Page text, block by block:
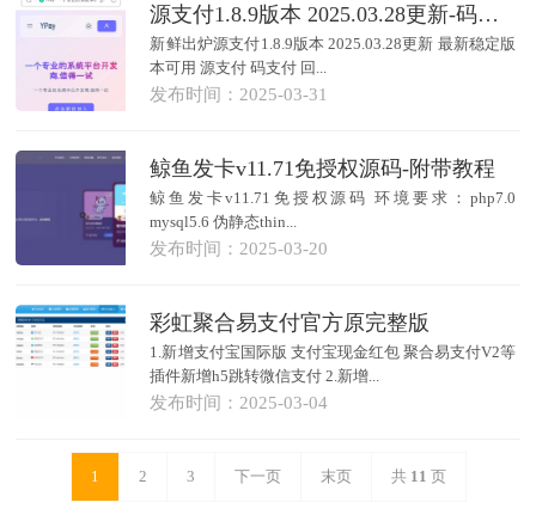
源支付1.8.9版本 2025.03.28更新-码支付最新稳定版本可用
新鲜出炉源支付1.8.9版本 2025.03.28更新 最新稳定版
本可用 源支付 码支付 回...
发布时间：2025-03-31
鲸鱼发卡v11.71免授权源码-附带教程
鲸鱼发卡v11.71免授权源码 环境要求：php7.0
mysql5.6 伪静态thin...
发布时间：2025-03-20
彩虹聚合易支付官方原完整版
1.新增支付宝国际版 支付宝现金红包 聚合易支付V2等
插件新增h5跳转微信支付 2.新增...
发布时间：2025-03-04
1 2 3 下一页 末页 共 11 页